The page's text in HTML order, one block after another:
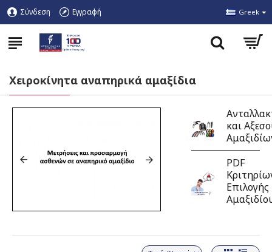
Σύνδεση Εγγραφή Greek
Χειροκίνητα αναπηρικά αμαξίδια
και
PDF
Επιλογής